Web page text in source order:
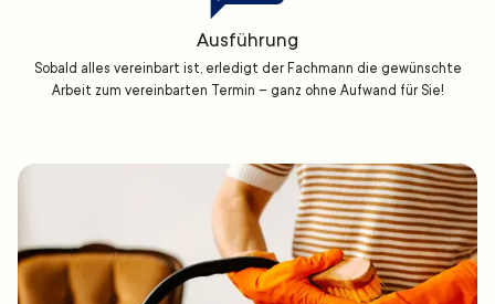
Ausführung
Sobald alles vereinbart ist, erledigt der Fachmann die gewünschte
Arbeit zum vereinbarten Termin – ganz ohne Aufwand für Sie!